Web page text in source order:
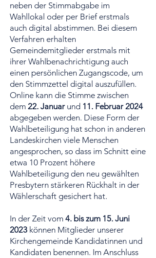
neben der Stimmabgabe im
Wahllokal oder per Brief erstmals
auch digital abstimmen. Bei diesem
Verfahren erhalten
Gemeindemitglieder erstmals mit
ihrer Wahlbenachrichtigung auch
einen persönlichen Zugangscode, um
den Stimmzettel digital auszufüllen.
Online kann die Stimme zwischen
dem 22. Januar und 11. Februar 2024
abgegeben werden. Diese Form der
Wahlbeteiligung hat schon in anderen
Landeskirchen viele Menschen
angesprochen, so dass im Schnitt eine
etwa 10 Prozent höhere
Wahlbeteiligung den neu gewählten
Presbytern stärkeren Rückhalt in der
Wählerschaft gesichert hat.
In der Zeit vom 4. bis zum 15. Juni
2023 können Mitglieder unserer
Kirchengemeinde Kandidatinnen und
Kandidaten benennen. Im Anschluss